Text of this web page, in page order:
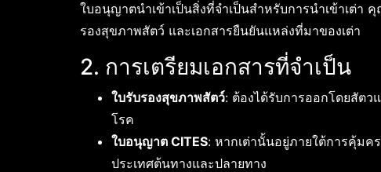
ใบอนุญาตนำเข้าเป็นสิ่งที่จำเป็นสำหรับการนำเข้าเต่า
รองสุขภาพสัตว์ และเอกสารยืนยันแหล่งที่มาของเต่า
2. การเตรียมเอกสารที่จำเป็น
ใบรับรองสุขภาพสัตว์: ต้องได้รับการออกโดยสัตว
โรค
ใบอนุญาต CITES: หากเต่านั้นอยู่ภายใต้การคุ้มค
ประเทศต้นทางและปลายทาง